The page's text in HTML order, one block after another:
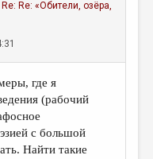
Re: «Обители, озёра,
где я
(рабочий
с большой
Найти такие